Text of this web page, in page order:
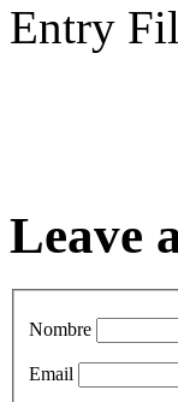
Entry
Leave
Nombre
Email